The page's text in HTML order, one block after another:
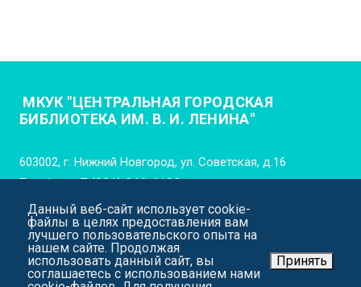
МКУК "ЦЕНТРАЛЬНАЯ ГОРОДСКАЯ
БИБЛИОТЕКА ИМ. В. И. ЛЕНИНА"
603002, г. Нижний Новгород, ул. Советская, д.16
Телефон:+7 (831) 246-4102
E-mail:cgb_lenina_nn@mail.52gov.ru
Данный веб-сайт использует cookie-
файлы в целях предоставления вам
лучшего пользовательского опыта на
нашем сайте. Продолжая
использовать данный сайт, вы
соглашаетесь с использованием нами
Принять